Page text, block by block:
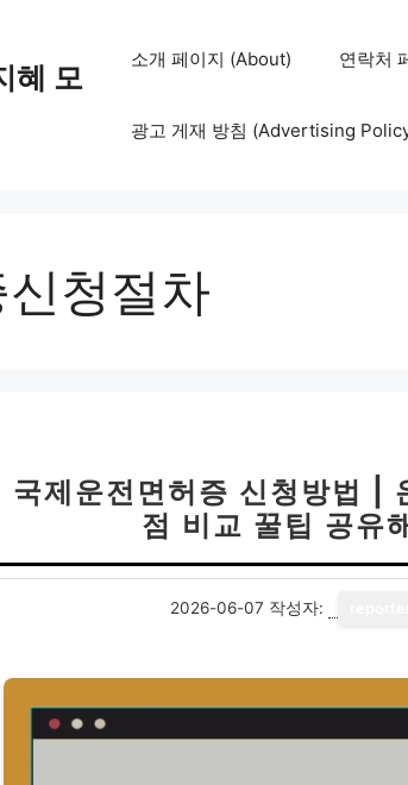
혜 모
소개 페이지 (About) 연락처
광고 게재 방침 (Advertising
청절차
국제운전면허증 신청방법 |
점 비교 꿀팁 공유
2026-06-07 작성자: